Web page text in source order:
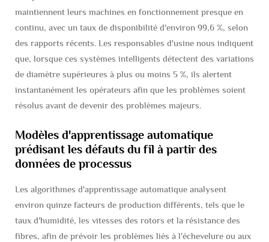
maintiennent leurs machines en fonctionnement presque en
continu, avec un taux de disponibilité d'environ 99,6 %, selon
des rapports récents. Les responsables d'usine nous indiquent
que, lorsque ces systèmes intelligents détectent des variations
de diamètre supérieures à plus ou moins 5 %, ils alertent
instantanément les opérateurs afin que les problèmes soient
résolus avant de devenir des problèmes majeurs.
Modèles d'apprentissage automatique
prédisant les défauts du fil à partir des
données de processus
Les algorithmes d'apprentissage automatique analysent
environ quinze facteurs de production différents, tels que le
taux d'humidité, les vitesses des rotors et la résistance des
fibres, afin de prévoir les problèmes liés à l'échevelure ou aux